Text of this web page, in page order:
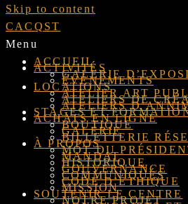
Skip to content
CACQST
Menu
ACCUEIL
ACTIVITÉS
GALERIE
ÉVÉNEMENTS
LOCATIONS
ATELIER ART
ATELIERS DE
ATELIERS
STAGES ET
ACHATS EN LIGNE
BOUTIQUE
GALERIE
BILLETTERIE
À PROPOS
MOT DU
MANDAT
HISTORIQUE
GOUVERNANCE
COMMUNIQUÉS
CODE D’ÉTHIQUE
MISSION
SOUTENIR LE CENTRE
NOTRE PROJET